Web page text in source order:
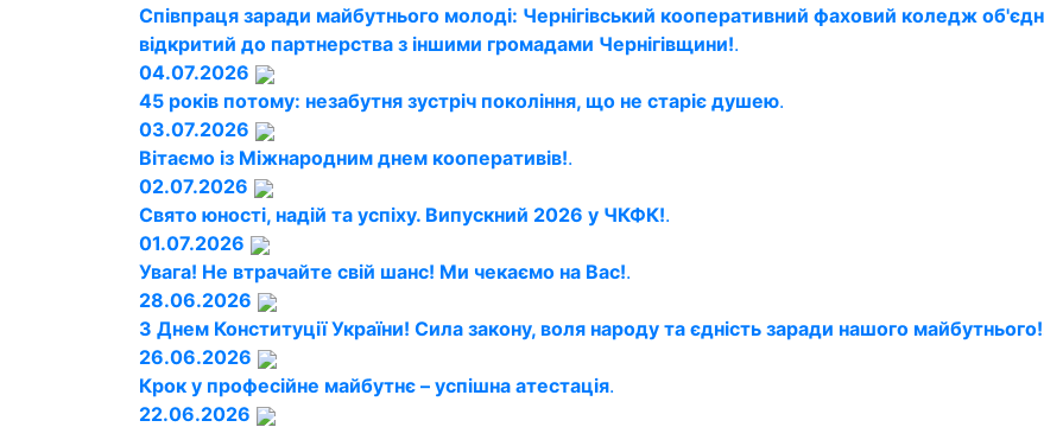
Співпраця заради майбутнього молоді: Чернігівський кооперативний фаховий коледж
відкритий до партнерства з іншими громадами Чернігівщини!.
04.07.2026
45 років потому: незабутня зустріч покоління, що не старіє душею.
03.07.2026
Вітаємо із Міжнародним днем кооперативів!.
02.07.2026
Свято юності, надій та успіху. Випускний 2026 у ЧКФК!.
01.07.2026
Увага! Не втрачайте свій шанс! Ми чекаємо на Вас!.
28.06.2026
З Днем Конституції України! Сила закону, воля народу та єдність заради нашого майбутнього!
26.06.2026
Крок у професійне майбутнє – успішна атестація.
22.06.2026